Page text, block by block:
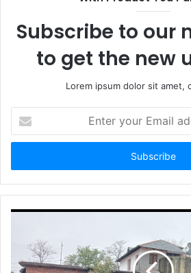
Subscribe to our
to get the new
Lorem ipsum dolor sit amet,
your
Email